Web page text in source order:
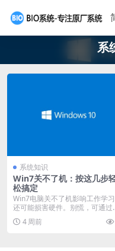
系
系统知识
Win7关不了机：按这几步
松搞定
Win7电脑关不了机影响工作学习
还可能损害硬件。别慌，可通过
地组策略编辑器解...
4 周前